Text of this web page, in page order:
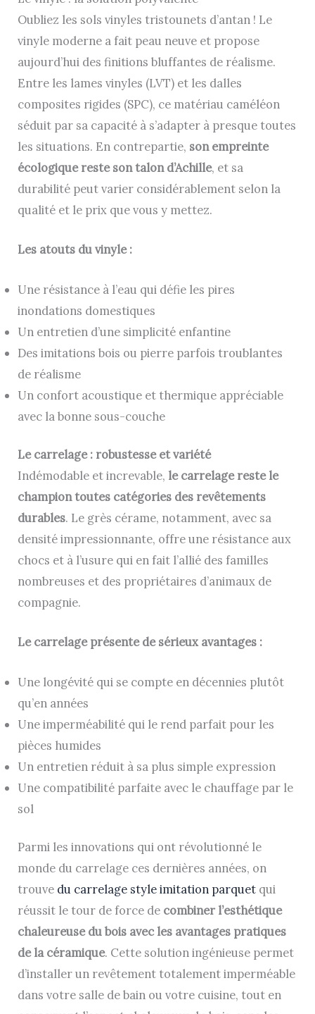
Oubliez les sols vinyles tristounets d’antan ! Le
vinyle moderne a fait peau neuve et propose
aujourd’hui des finitions bluffantes de réalisme.
Entre les lames vinyles (LVT) et les dalles
composites rigides (SPC), ce matériau caméléon
séduit par sa capacité à s’adapter à presque toutes
les situations. En contrepartie, son empreinte
écologique reste son talon d’Achille, et sa
durabilité peut varier considérablement selon la
qualité et le prix que vous y mettez.
Les atouts du vinyle :
Une résistance à l’eau qui défie les pires
inondations domestiques
Un entretien d’une simplicité enfantine
Des imitations bois ou pierre parfois troublantes
de réalisme
Un confort acoustique et thermique appréciable
avec la bonne sous-couche
Le carrelage : robustesse et variété
Indémodable et increvable, le carrelage reste le
champion toutes catégories des revêtements
durables. Le grès cérame, notamment, avec sa
densité impressionnante, offre une résistance aux
chocs et à l’usure qui en fait l’allié des familles
nombreuses et des propriétaires d’animaux de
compagnie.
Le carrelage présente de sérieux avantages :
Une longévité qui se compte en décennies plutôt
qu’en années
Une imperméabilité qui le rend parfait pour les
pièces humides
Un entretien réduit à sa plus simple expression
Une compatibilité parfaite avec le chauffage par le
sol
Parmi les innovations qui ont révolutionné le
monde du carrelage ces dernières années, on
trouve du carrelage style imitation parquet qui
réussit le tour de force de combiner l’esthétique
chaleureuse du bois avec les avantages pratiques
de la céramique. Cette solution ingénieuse permet
d’installer un revêtement totalement imperméable
dans votre salle de bain ou votre cuisine, tout en